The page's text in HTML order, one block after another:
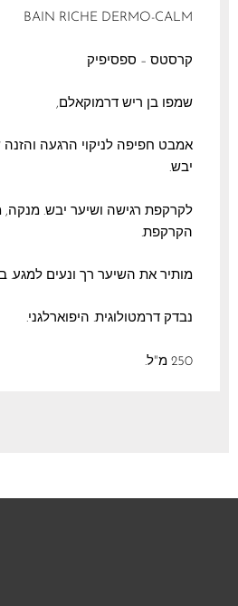
BAIN RICHE DERMO-CALM
קרסטס – ספסיפיק
שמפו בן ריש דרמוקאלם,
אמבט חפיפה לניקוי הרגעה
יבש.
לקרקפת רגישה ושיער יבש. מנקה,
הקרקפת.
מותיר את השיער רך ונעים למגע.
נבדק דרמטולוגית. היפוארלגני.
250 מ"ל.